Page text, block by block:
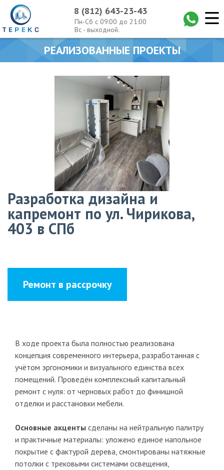
8 (812) 643-23-43
Пн-Сб с 09:00 до 21:00
Вс - выходной.
РЕАЛИЗОВАННЫЕ ПРОЕКТЫ
Разработка дизайна и
капремонт по ул. Чирикова,
403 в СПб
Ремонт в рассрочку
В ходе проекта была полностью реализована
концепция современного интерьера, разработанная с
учётом эргономики и визуального единства всех
помещений. Проведён комплексный капитальный
ремонт с нуля: от черновых работ до финишной
отделки и расстановки мебели.
Основные акценты сделаны на нейтральную палитру
и практичные материалы: уложено единое напольное
покрытие с фактурой дерева, смонтированы натяжные
потолки с трековыми системами освещения,